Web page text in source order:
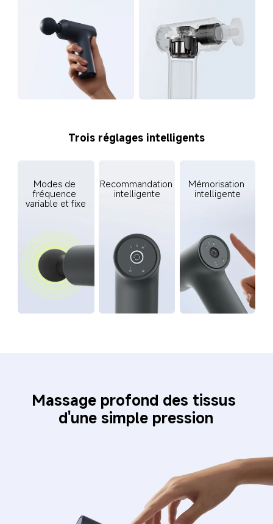
Trois réglages intelligents
Modes de
fréquence
variable et fixe
Recommandation
intelligente
Mémorisation
intelligente
Massage profond des tissus
d'une simple pression